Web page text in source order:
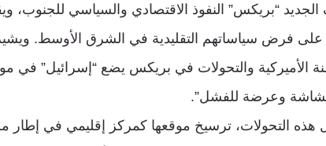
الجديد “بريكس” النفوذ الاقتصادي والسياسي للجنوب،
على فرض سياساتهم التقليدية في الشرق الأوسط.
الأميركية والتحولات في بريكس يضع “إسرائيل”
هشاشة وعرضة للفشل”.
هذه التحولات، ترسيخ موقعها كمركز إقليمي في